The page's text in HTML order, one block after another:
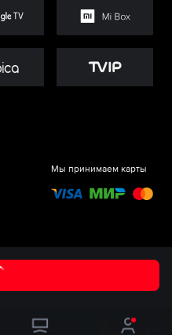
Мы принимаем карты